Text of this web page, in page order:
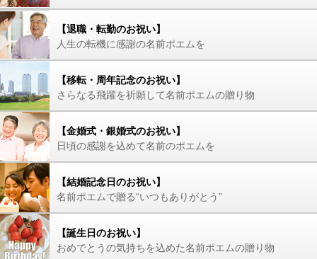
【退職・転勤のお祝い】
人生の転機に感謝の名前ポエムを
【移転・周年記念のお祝い】
さらなる飛躍を祈願して名前ポエムの贈り物
【金婚式・銀婚式のお祝い】
日頃の感謝を込めて名前のポエムを
【結婚記念日のお祝い】
名前ポエムで贈る“いつもありがとう”
【誕生日のお祝い】
おめでとうの気持ちを込めた名前ポエムの贈り物